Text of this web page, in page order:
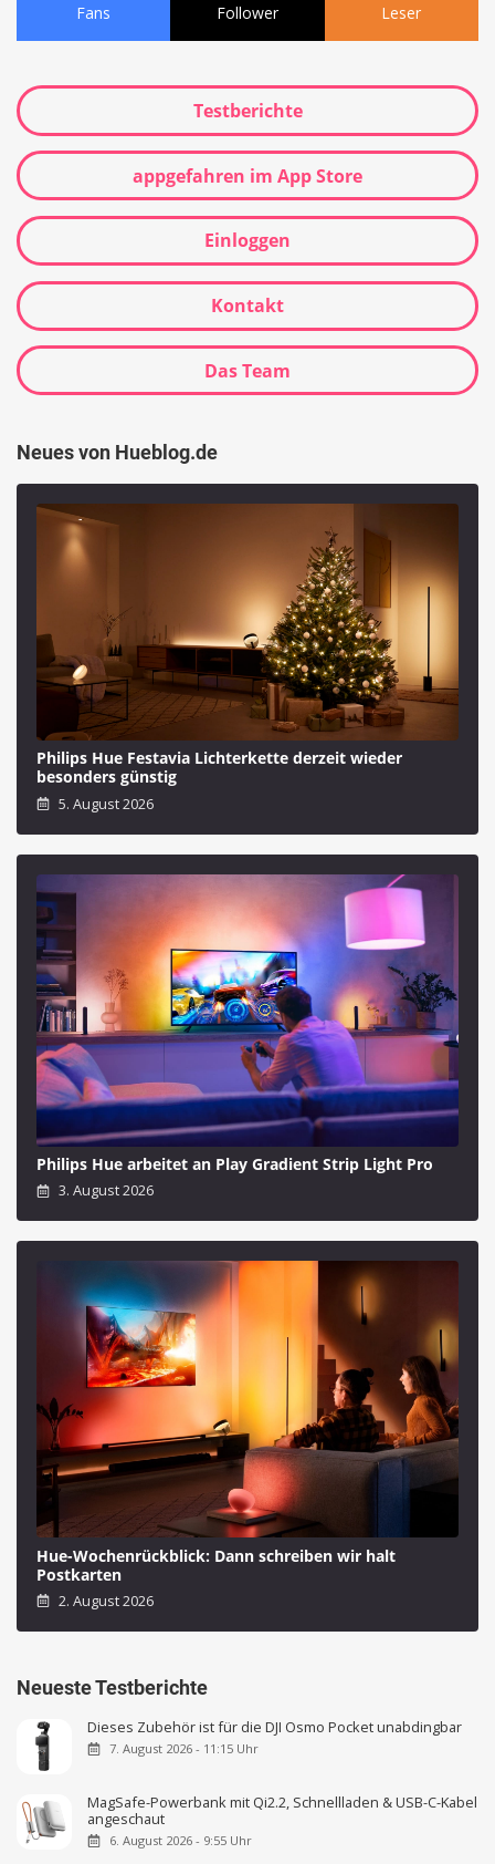
Fans Follower Leser
Testberichte
appgefahren im App Store
Einloggen
Kontakt
Das Team
Neues von Hueblog.de
Philips Hue Festavia Lichterkette derzeit wieder
besonders günstig
5. August 2026
Philips Hue arbeitet an Play Gradient Strip Light Pro
3. August 2026
Hue-Wochenrückblick: Dann schreiben wir halt
Postkarten
2. August 2026
Neueste Testberichte
Dieses Zubehör ist für die DJI Osmo Pocket unabdingbar
7. August 2026 - 11:15 Uhr
MagSafe-Powerbank mit Qi2.2, Schnellladen & USB-C-Kabel
angeschaut
6. August 2026 - 9:55 Uhr